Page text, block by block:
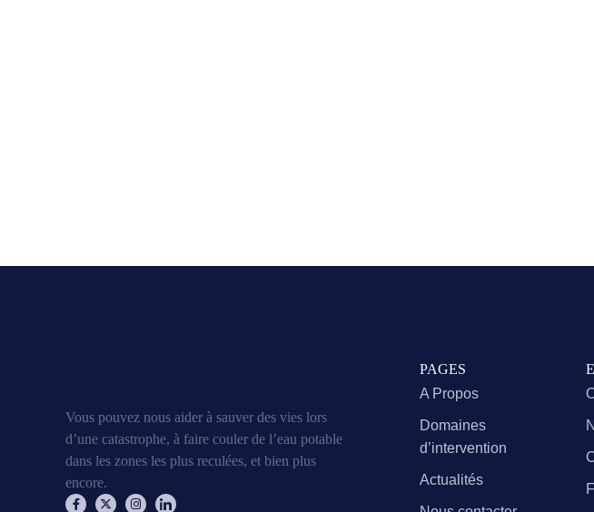
Vous pouvez nous aider à sauver des vies lors
d’une catastrophe, à faire couler de l’eau potable
dans les zones les plus reculées, et bien plus
encore.
PAGES
A Propos
Domaines
d’intervention
Actualités